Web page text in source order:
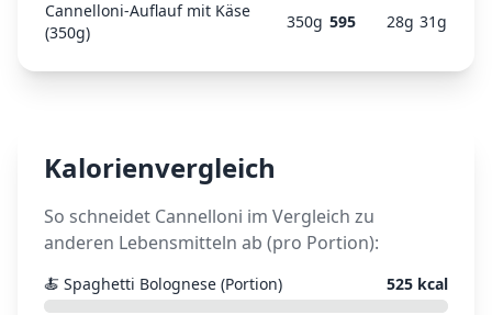
Cannelloni-Auflauf mit Käse
(350g)
350g 595 28g 31g
Kalorienvergleich
So schneidet Cannelloni im Vergleich zu
anderen Lebensmitteln ab (pro Portion):
🍝 Spaghetti Bolognese (Portion) 525 kcal